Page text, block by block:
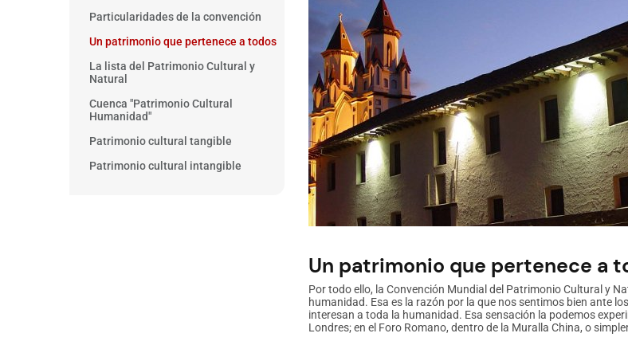
Un patrimonio que pertenece a
Por todo ello, la Convención Mundial del Patrimonio Cultural y
humanidad. Esa es la razón por la que nos sentimos bien ante
interesan a toda la humanidad. Esa sensación la podemos
Londres; en el Foro Romano, dentro de la Muralla China, o
Particularidades de la convención
Un patrimonio que pertenece a todos
La lista del Patrimonio Cultural y
Natural
Cuenca "Patrimonio Cultural
Humanidad"
Patrimonio cultural tangible
Patrimonio cultural intangible